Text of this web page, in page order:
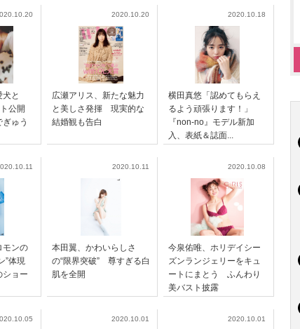
と
公開
ゅう
2020.10.20
広瀬アリス、新たな魅力
と美しさ発揮 現実的な
結婚観も告白
2020.10.18
横田真悠「認めてもらえ
るよう頑張ります！」
『non-no』モデル新加
入、表紙＆誌面...
モンの
”体現
ショー
2020.10.11
本田翼、かわいらしさ
の“限界突破” 尊すぎる白
肌を全開
2020.10.08
今泉佑唯、ホリデイシー
ズンランジェリーをキュ
ートにまとう ふんわり
美バスト披露
2020.10.01 2020.10.01